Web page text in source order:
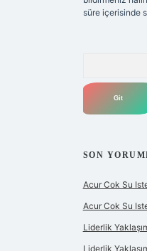
süre içerisinde
SON
Acur Cok Su
Acur Cok Su
Liderlik
Liderlik